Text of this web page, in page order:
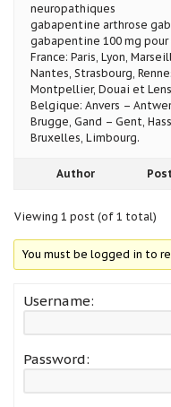
neuropathiques
gabapentine arthrose
gabapentine 100 mg
France: Paris, Lyon,
Nantes, Strasbourg,
Montpellier, Douai et
Belgique: Anvers –
Brugge, Gand – Gent,
Bruxelles, Limbourg.
Author
Viewing 1 post (of 1 total)
You must be logged in to
Username:
Password: